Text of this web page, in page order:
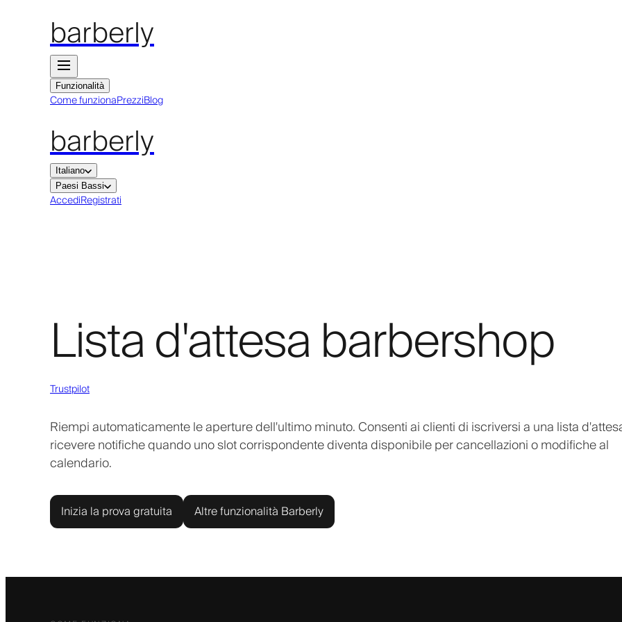
barberly
Funzionalità
Come funzionaPrezziBlog
barberly
Italiano
Paesi Bassi
AccediRegistrati
Lista d'attesa barbershop
Trustpilot
Riempi automaticamente le aperture dell'ultimo minuto. Consenti ai clienti di iscriversi a una lista
ricevere notifiche quando uno slot corrispondente diventa disponibile per cancellazioni o modifiche al
calendario.
Inizia la prova gratuita Altre funzionalità Barberly